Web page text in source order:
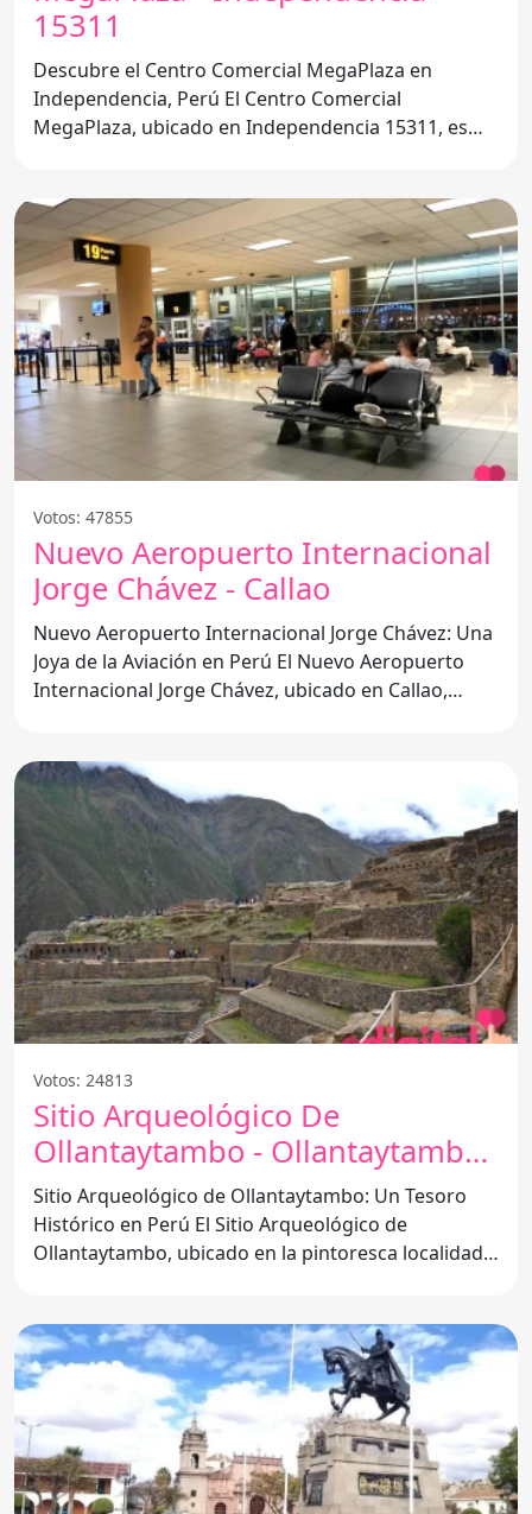
15311
Descubre el Centro Comercial MegaPlaza en
Independencia, Perú El Centro Comercial
MegaPlaza, ubicado en Independencia 15311, es
Votos: 47855
Nuevo Aeropuerto Internacional
Jorge Chávez - Callao
Nuevo Aeropuerto Internacional Jorge Chávez: Una
Joya de la Aviación en Perú El Nuevo Aeropuerto
Internacional Jorge Chávez, ubicado en Callao,
Votos: 24813
Sitio Arqueológico De
Ollantaytambo - Ollantaytambo
08676
Sitio Arqueológico de Ollantaytambo: Un Tesoro
Histórico en Perú El Sitio Arqueológico de
Ollantaytambo, ubicado en la pintoresca localidad